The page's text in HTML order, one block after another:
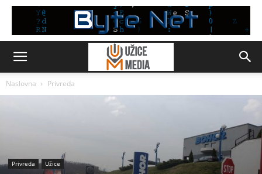
Naslovna Privreda
Privreda Užice